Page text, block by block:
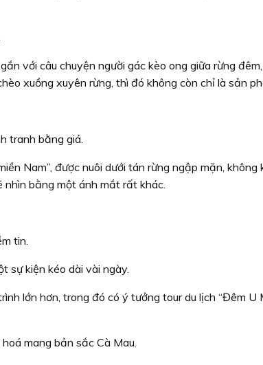
với câu chuyện người gác kèo ong giữa rừng
xuồng xuyên rừng, thì đó không còn chỉ là sản
tranh bằng giá.
Nam”, được nuôi dưới tán rừng ngập mặn, không
nhìn bằng một ánh mắt rất khác.
tin.
sự kiện kéo dài vài ngày.
lớn hơn, trong đó có ý tưởng tour du lịch “Đêm U
mang bản sắc Cà Mau.